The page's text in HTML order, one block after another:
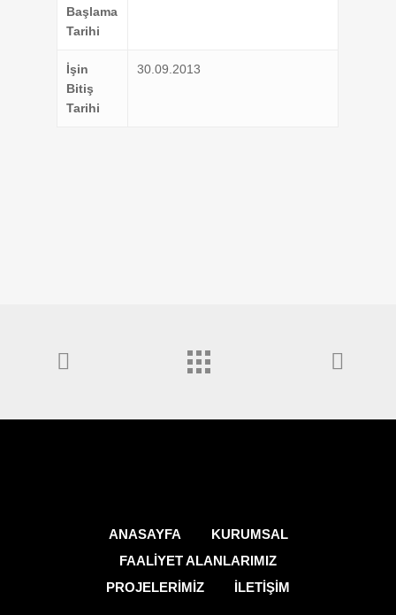
Başlama
Tarihi
İşin
Bitiş
Tarihi
30.09.2013
ANASAYFA
KURUMSAL
FAALİYET ALANLARIMIZ
PROJELERİMİZ
İLETİŞİM